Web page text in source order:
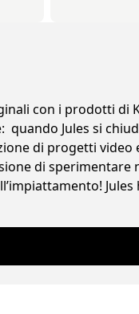
con i prodotti di
Jules si
di progetti video
di sperimentare